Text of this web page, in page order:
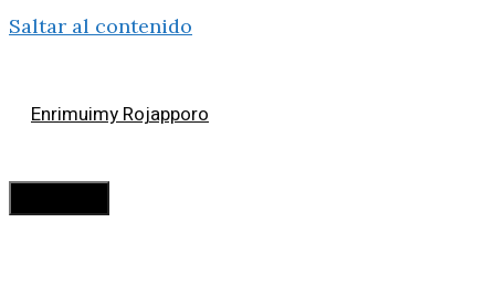
Saltar al contenido
Enrimuimy Rojapporo